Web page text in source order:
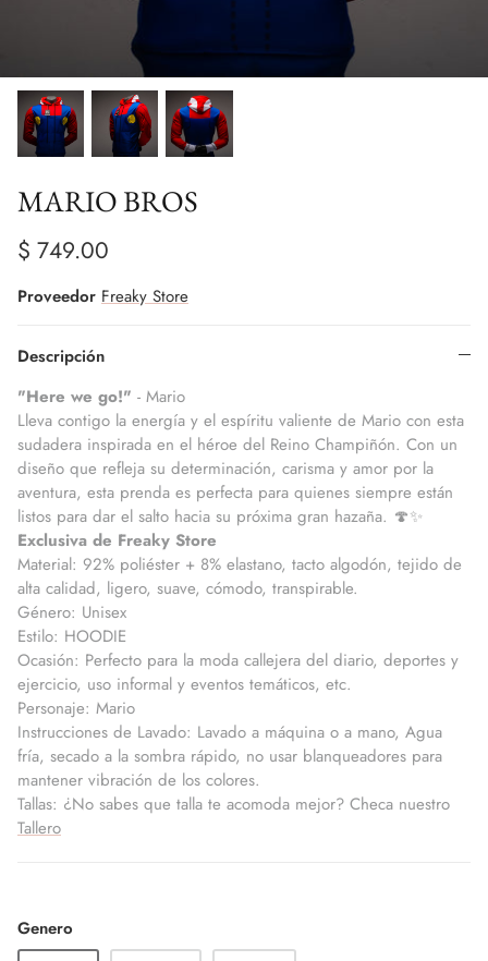
MARIO BROS
$ 749.00
Proveedor Freaky Store
Descripción
"Here we go!" - Mario
Lleva contigo la energía y el espíritu valiente de Mario con esta
sudadera inspirada en el héroe del Reino Champiñón. Con un
diseño que refleja su determinación, carisma y amor por la
aventura, esta prenda es perfecta para quienes siempre están
listos para dar el salto hacia su próxima gran hazaña. 🍄✨
Exclusiva de Freaky Store
Material: 92% poliéster + 8% elastano, tacto algodón, tejido de
alta calidad, ligero, suave, cómodo, transpirable.
Género: Unisex
Estilo: HOODIE
Ocasión: Perfecto para la moda callejera del diario, deportes y
ejercicio, uso informal y eventos temáticos, etc.
Personaje: Mario
Instrucciones de Lavado: Lavado a máquina o a mano, Agua
fría, secado a la sombra rápido, no usar blanqueadores para
mantener vibración de los colores.
Tallas: ¿No sabes que talla te acomoda mejor? Checa nuestro
Tallero
Genero